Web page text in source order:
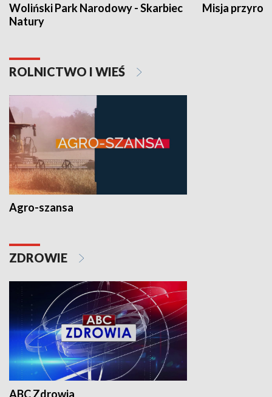
Woliński Park Narodowy - Skarbiec
Natury
Misja
ROLNICTWO I WIEŚ
Agro-szansa
ZDROWIE
ABC Zdrowia